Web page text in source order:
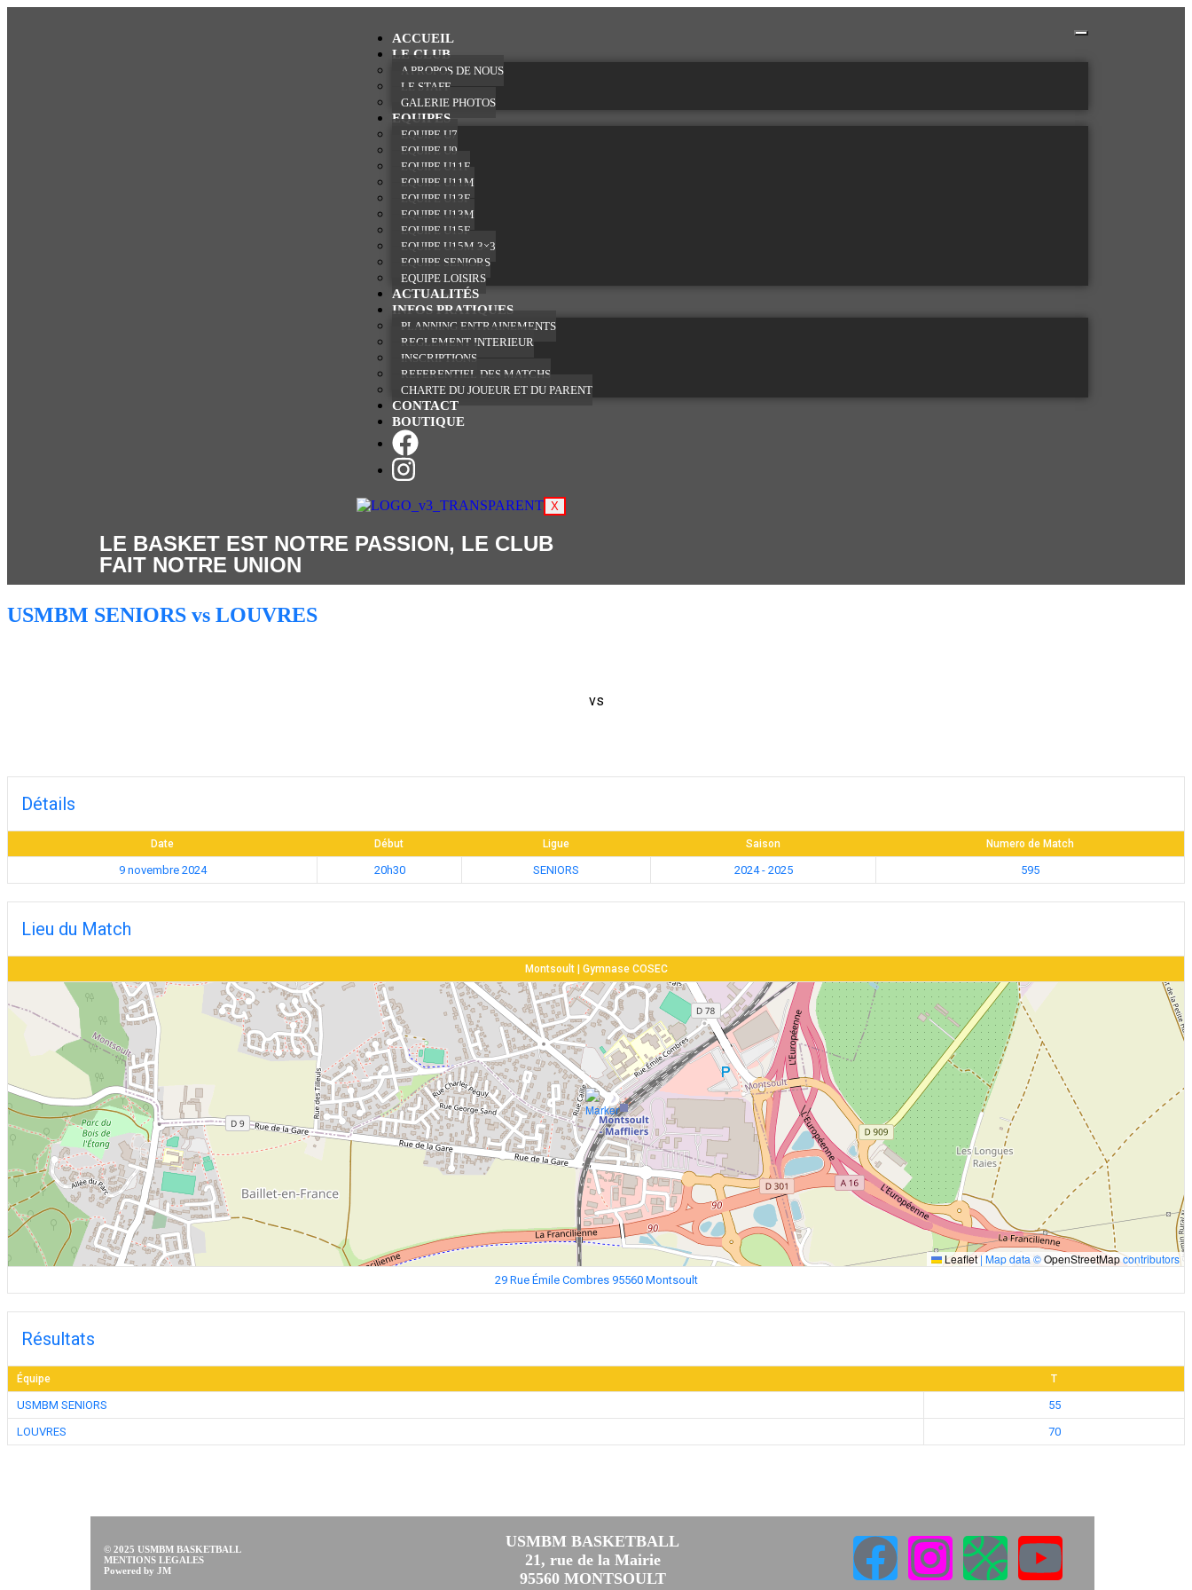
ACCUEIL
LE CLUB
A PROPOS DE NOUS
LE STAFF
GALERIE PHOTOS
EQUIPES
EQUIPE U7
EQUIPE U9
EQUIPE U11F
EQUIPE U11M
EQUIPE U13F
EQUIPE U13M
EQUIPE U15F
EQUIPE U15M 3×3
EQUIPE SENIORS
EQUIPE LOISIRS
ACTUALITÉS
INFOS PRATIQUES
PLANNING ENTRAINEMENTS
REGLEMENT INTERIEUR
INSCRIPTIONS
REFERENTIEL DES MATCHS
CHARTE DU JOUEUR ET DU PARENT
CONTACT
BOUTIQUE
X
LE BASKET EST NOTRE PASSION, LE CLUB
FAIT NOTRE UNION
USMBM SENIORS vs LOUVRES
vs
Détails
Date Début Ligue Saison Numero de Match
9 novembre 2024 20h30 SENIORS 2024 - 2025 595
Lieu du Match
Montsoult | Gymnase COSEC
Leaflet|Map data ©OpenStreetMapcontributors
29 Rue Émile Combres 95560 Montsoult
Résultats
Équipe T
USMBM SENIORS
55
LOUVRES
70
© 2025 USMBM BASKETBALL
MENTIONS LEGALES
Powered by JM
USMBM BASKETBALL
21, rue de la Mairie
95560 MONTSOULT